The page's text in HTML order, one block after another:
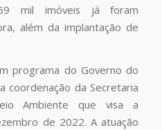
mil imóveis já foram
além da implantação de
programa do Governo do
coordenação da Secretaria
Ambiente que visa a
de 2022. A atuação